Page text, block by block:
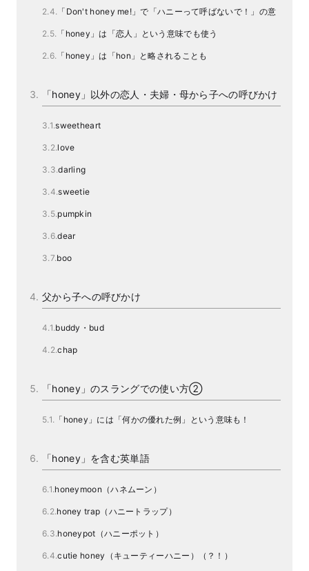
「Don't honey me!」で「ハニーって呼ばないで！」の意
「honey」は「恋人」という意味でも使う
「honey」は「hon」と略されることも
「honey」以外の恋人・夫婦・母から子への呼びかけ
sweetheart
love
darling
sweetie
pumpkin
dear
boo
父から子への呼びかけ
buddy・bud
chap
「honey」のスラングでの使い方②
「honey」には「何かの優れた例」という意味も！
「honey」を含む英単語
honeymoon（ハネムーン）
honey trap（ハニートラップ）
honeypot（ハニーポット）
cutie honey（キューティーハニー）（？！）